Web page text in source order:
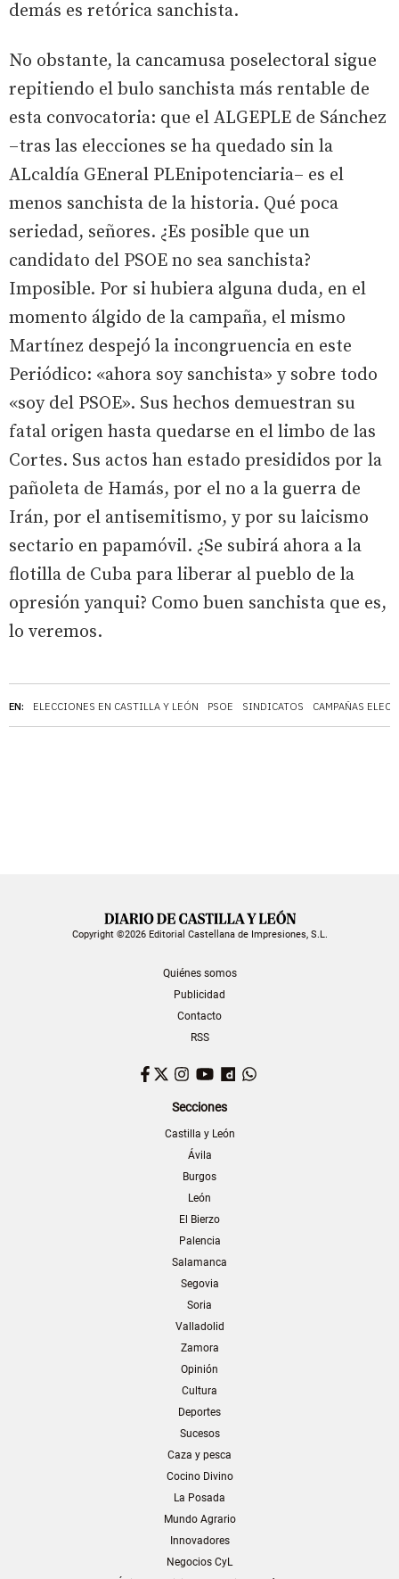
EN: ELECCIONES EN CASTILLA Y LEÓN PSOE SINDICATOS CAMPAÑAS
demás es retórica sanchista.
No obstante, la cancamusa poselectoral sigue
repitiendo el bulo sanchista más rentable de
esta convocatoria: que el ALGEPLE de Sánchez
–tras las elecciones se ha quedado sin la
ALcaldía GEneral PLEnipotenciaria– es el
menos sanchista de la historia. Qué poca
seriedad, señores. ¿Es posible que un
candidato del PSOE no sea sanchista?
Imposible. Por si hubiera alguna duda, en el
momento álgido de la campaña, el mismo
Martínez despejó la incongruencia en este
Periódico: «ahora soy sanchista» y sobre todo
«soy del PSOE». Sus hechos demuestran su
fatal origen hasta quedarse en el limbo de las
Cortes. Sus actos han estado presididos por la
pañoleta de Hamás, por el no a la guerra de
Irán, por el antisemitismo, y por su laicismo
sectario en papamóvil. ¿Se subirá ahora a la
flotilla de Cuba para liberar al pueblo de la
opresión yanqui? Como buen sanchista que es,
lo veremos.
Copyright ©2026 Editorial Castellana de Impresiones, S.L.
Quiénes somos
Publicidad
Contacto
RSS
Facebook
TwitterInstagram
YouTubeDailymotion
Secciones
Castilla y León
Ávila
Burgos
León
El Bierzo
Palencia
Salamanca
Segovia
Soria
Valladolid
Zamora
Opinión
Cultura
Deportes
Sucesos
Caza y pesca
Cocino Divino
La Posada
Mundo Agrario
Innovadores
Negocios CyL